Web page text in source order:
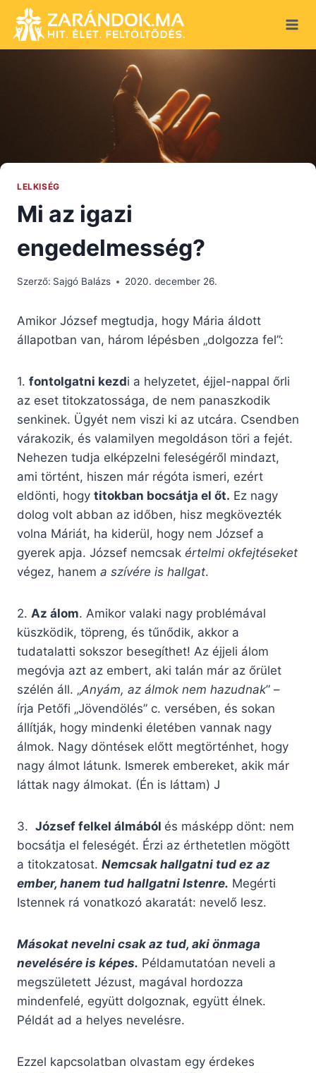
content
LELKISÉG
Mi az igazi
engedelmesség?
Szerző: Sajgó Balázs 2020. december 26.
Amikor József megtudja, hogy Mária áldott
állapotban van, három lépésben „dolgozza fel”:
1. fontolgatni kezdi a helyzetet, éjjel-nappal őrli
az eset titokzatossága, de nem panaszkodik
senkinek. Ügyét nem viszi ki az utcára. Csendben
várakozik, és valamilyen megoldáson töri a fejét.
Nehezen tudja elképzelni feleségéről mindazt,
ami történt, hiszen már régóta ismeri, ezért
eldönti, hogy titokban bocsátja el őt. Ez nagy
dolog volt abban az időben, hisz megkövezték
volna Máriát, ha kiderül, hogy nem József a
gyerek apja. József nemcsak értelmi okfejtéseket
végez, hanem a szívére is hallgat.
2. Az álom. Amikor valaki nagy problémával
küszködik, töpreng, és tűnődik, akkor a
tudatalatti sokszor besegíthet! Az éjjeli álom
megóvja azt az embert, aki talán már az őrület
szélén áll. „Anyám, az álmok nem hazudnak” –
írja Petőfi „Jövendölés” c. versében, és sokan
állítják, hogy mindenki életében vannak nagy
álmok. Nagy döntések előtt megtörténhet, hogy
nagy álmot látunk. Ismerek embereket, akik már
láttak nagy álmokat. (Én is láttam) J
3. József felkel álmából és másképp dönt: nem
bocsátja el feleségét. Érzi az érthetetlen mögött
a titokzatosat. Nemcsak hallgatni tud ez az
ember, hanem tud hallgatni Istenre. Megérti
Istennek rá vonatkozó akaratát: nevelő lesz.
Másokat nevelni csak az tud, aki önmaga
nevelésére is képes. Példamutatóan neveli a
megszületett Jézust, magával hordozza
mindenfelé, együtt dolgoznak, együtt élnek.
Példát ad a helyes nevelésre.
Ezzel kapcsolatban olvastam egy érdekes